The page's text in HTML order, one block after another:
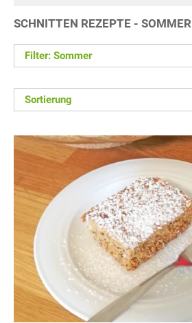
SCHNITTEN REZEPTE - SOMMER
Filter: Sommer
Sortierung